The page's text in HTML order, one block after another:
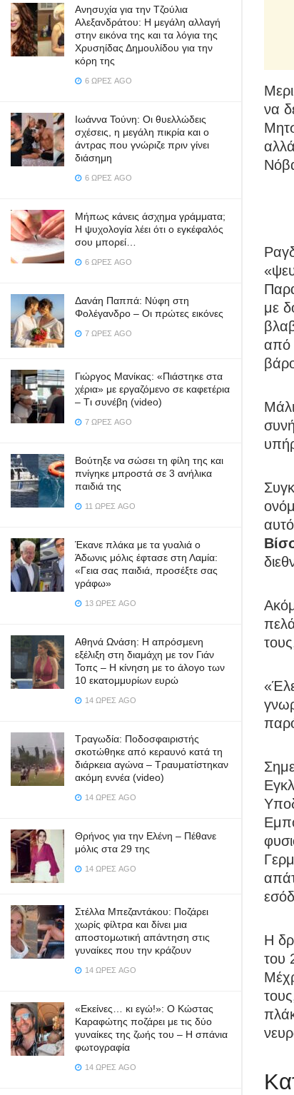
Ανησυχία για την Τζούλια
Αλεξανδράτου: Η μεγάλη αλλαγή
στην εικόνα της και τα λόγια της
Χρυσηίδας Δημουλίδου για την
κόρη της
6 ΏΡΕΣ AGO
Ιωάννα Τούνη: Οι θυελλώδεις
σχέσεις, η μεγάλη πικρία και ο
άντρας που γνώριζε πριν γίνει
διάσημη
6 ΏΡΕΣ AGO
Μήπως κάνεις άσχημα γράμματα;
Η ψυχολογία λέει ότι ο εγκέφαλός
σου μπορεί…
6 ΏΡΕΣ AGO
Δανάη Παππά: Νύφη στη
Φολέγανδρο – Οι πρώτες εικόνες
7 ΏΡΕΣ AGO
Γιώργος Μανίκας: «Πιάστηκε στα
χέρια» με εργαζόμενο σε καφετέρια
– Tι συνέβη (video)
7 ΏΡΕΣ AGO
Βούτηξε να σώσει τη φίλη της και
πνίγηκε μπροστά σε 3 ανήλικα
παιδιά της
11 ΏΡΕΣ AGO
Έκανε πλάκα με τα γυαλιά ο
Άδωνις μόλις έφτασε στη Λαμία:
«Γεια σας παιδιά, προσέξτε σας
γράφω»
13 ΏΡΕΣ AGO
Αθηνά Ωνάση: Η απρόσμενη
εξέλιξη στη διαμάχη με τον Γιάν
Τοπς – Η κίνηση με το άλογο των
10 εκατομμυρίων ευρώ
14 ΏΡΕΣ AGO
Τραγωδία: Ποδοσφαιριστής
σκοτώθηκε από κεραυνό κατά τη
διάρκεια αγώνα – Τραυματίστηκαν
ακόμη εννέα (video)
14 ΏΡΕΣ AGO
Θρήνος για την Ελένη – Πέθανε
μόλις στα 29 της
14 ΏΡΕΣ AGO
Στέλλα Μπεζαντάκου: Ποζάρει
χωρίς φίλτρα και δίνει μια
αποστομωτική απάντηση στις
γυναίκες που την κράζουν
14 ΏΡΕΣ AGO
«Εκείνες… κι εγώ!»: Ο Κώστας
Καραφώτης ποζάρει με τις δύο
γυναίκες της ζωής του – Η σπάνια
φωτογραφία
14 ΏΡΕΣ AGO
να
με
από
Η
του